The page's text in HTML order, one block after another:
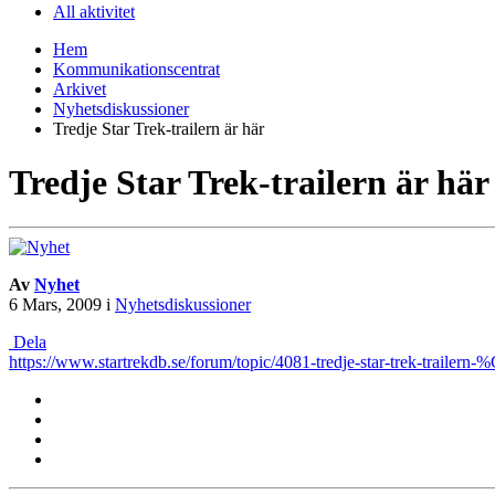
All aktivitet
Hem
Kommunikationscentrat
Arkivet
Nyhetsdiskussioner
Tredje Star Trek-trailern är här
Tredje Star Trek-trailern är här
Av Nyhet
6 Mars, 2009 i Nyhetsdiskussioner
Dela
https://www.startrekdb.se/forum/topic/4081-tredje-star-trek-trailern-